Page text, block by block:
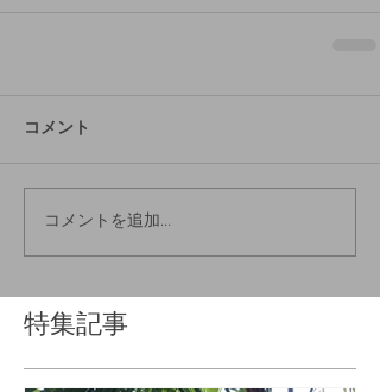
コメント
コメントを追加…
特集記事